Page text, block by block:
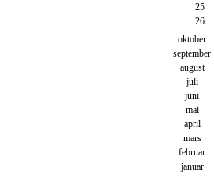
25
26
oktober
september
august
juli
juni
mai
april
mars
februar
januar